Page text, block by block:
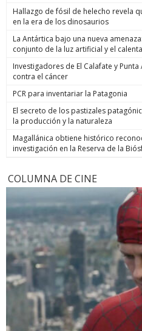
Hallazgo de fósil de helecho revela
en la era de los dinosaurios
La Antártica bajo una nueva
conjunto de la luz artificial y el
Investigadores de El Calafate y
contra el cáncer
PCR para inventariar la Patagonia
El secreto de los pastizales
la producción y la naturaleza
Magallánica obtiene histórico
investigación en la Reserva de la
COLUMNA DE CINE